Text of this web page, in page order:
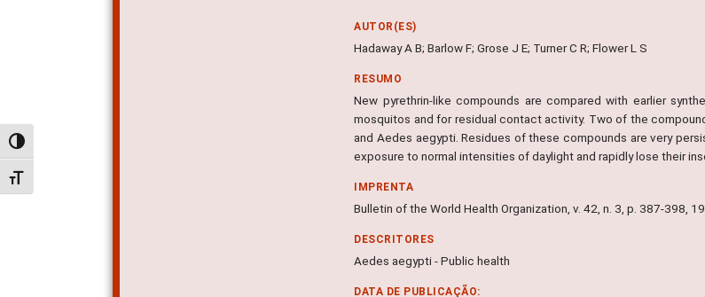
Alternar alto contraste
Alternar tamanho da fonte
AUTOR(ES)
Hadaway A B; Barlow F; Grose J E; Turner C R; Flower L S
RESUMO
New pyrethrin-like compounds are compared with earlier
mosquitos and for residual contact activity. Two of the
and Aedes aegypti. Residues of these compounds are very
exposure to normal intensities of daylight and rapidly lose their
IMPRENTA
Bulletin of the World Health Organization, v. 42, n. 3, p. 387-398,
DESCRITORES
Aedes aegypti - Public health
DATA DE PUBLICAÇÃO: